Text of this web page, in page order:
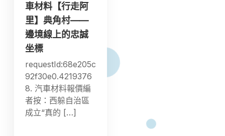
車材料【行走阿
里】典角村——
邊境線上的忠誠
坐標
requestId:68e205c
92f30e0.4219376
8. 汽車材料報價編
者按：西躲自治區
成立“真的 […]